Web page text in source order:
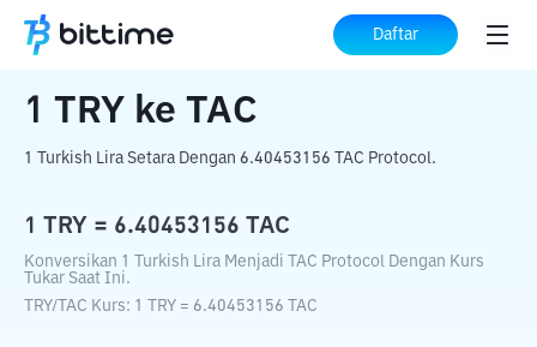
Daftar
Beranda Konverter Kripto ke TAC
1 TRY ke TAC
1 Turkish Lira Setara Dengan 6.40453156 TAC Protocol.
1 TRY = 6.40453156 TAC
Konversikan 1 Turkish Lira Menjadi TAC Protocol Dengan Kurs
Tukar Saat Ini.
TRY/ TAC Kurs: 1 TRY = 6.40453156 TAC